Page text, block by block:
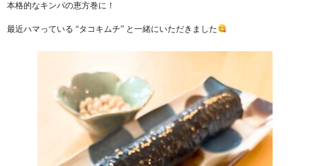
本格的なキンパの恵方巻に！
最近ハマっている “タコキムチ” と一緒にいただきました